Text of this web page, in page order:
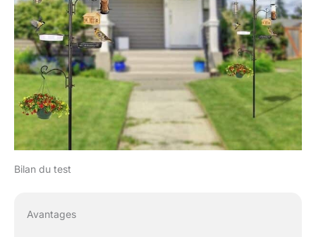
Bilan du test
Avantages